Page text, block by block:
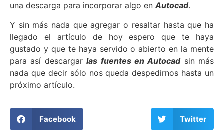
una descarga para incorporar algo enAutocad.
Y sin más nada que agregar o resaltar hasta que ha
llegado el artículo de hoy espero que te haya
gustado y que te haya servido o abierto en la mente
para así descargarlas fuentes en Autocadsin más
nada que decir sólo nos queda despedirnos hasta un
próximo artículo.
Facebook Twitter